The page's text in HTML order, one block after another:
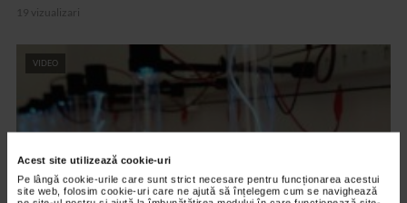
Acest site utilizează cookie-uri
Pe lângă cookie-urile care sunt strict necesare pentru funcționarea acestui
site web, folosim cookie-uri care ne ajută să înțelegem cum se navighează
19 vizualizari
VIDEO